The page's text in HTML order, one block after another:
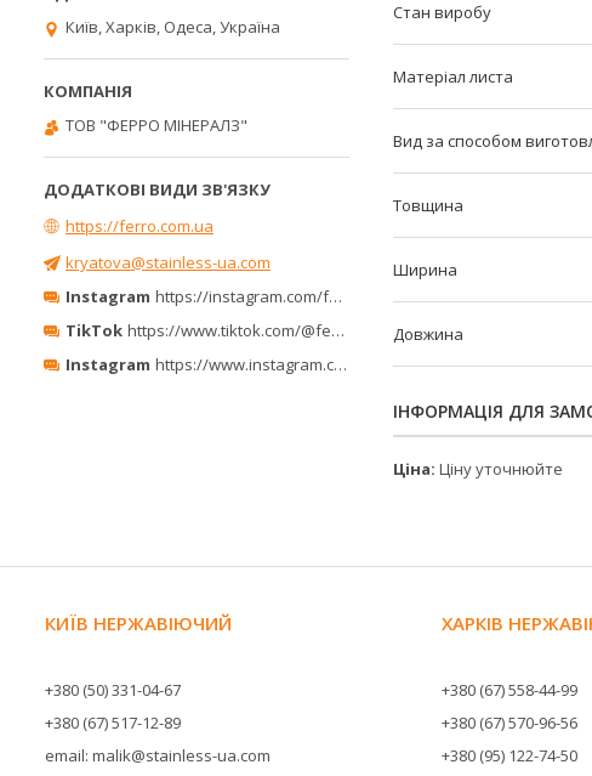
Стан виробу
Матеріал листа
Вид за способом
Товщина
Ширина
Довжина
ІНФОРМАЦІЯ ДЛЯ
Ціна: Ціну уточнюйте
Київ, Харків, Одеса, Україна
ТОВ "ФЕРРО МІНЕРАЛЗ"
https://ferro.com.ua
kryatova@stainless-ua.com
Instagram https://instagram.com/ferro_minerals/
TikTok https://www.tiktok.com/@ferrominerals
Instagram https://www.instagram.com/ferrominerals_kyiv/
КИЇВ НЕРЖАВІЮЧИЙ
+380 (50) 331-04-67
+380 (67) 517-12-89
email: malik@stainless-ua.com
ХАРКІВ
+380 (67) 558-44-99
+380 (67) 570-96-56
+380 (95) 122-74-50